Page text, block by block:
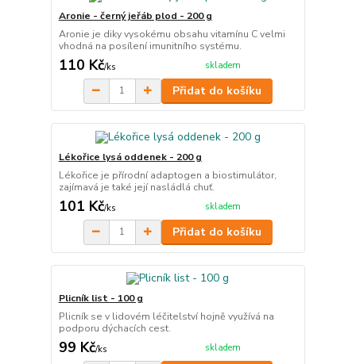
Aronie - černý jeřáb plod - 200 g
Aronie je diky vysokému obsahu vitamínu C velmi
vhodná na posílení imunitního systému.
110 Kč/ks skladem
Přidat do košíku
Lékořice lysá oddenek - 200 g
Lékořice je přírodní adaptogen a biostimulátor,
zajímavá je také její nasládlá chuť.
101 Kč/ks skladem
Přidat do košíku
Plicník list - 100 g
Plicník se v lidovém léčitelství hojně využívá na
podporu dýchacích cest.
99 Kč/ks skladem